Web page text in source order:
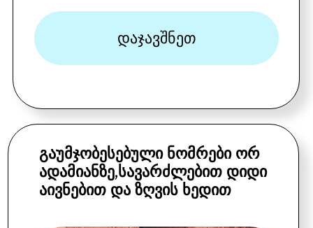
სტანდარტული ოთხადგილიანი
ᲮᲘᲡ ᲡᲐᲠᲗᲣᲚᲖᲔ ᲤᲠᲐᲜᲒᲣᲚᲘ
ᲐᲘᲕᲜᲔᲑᲘᲗ